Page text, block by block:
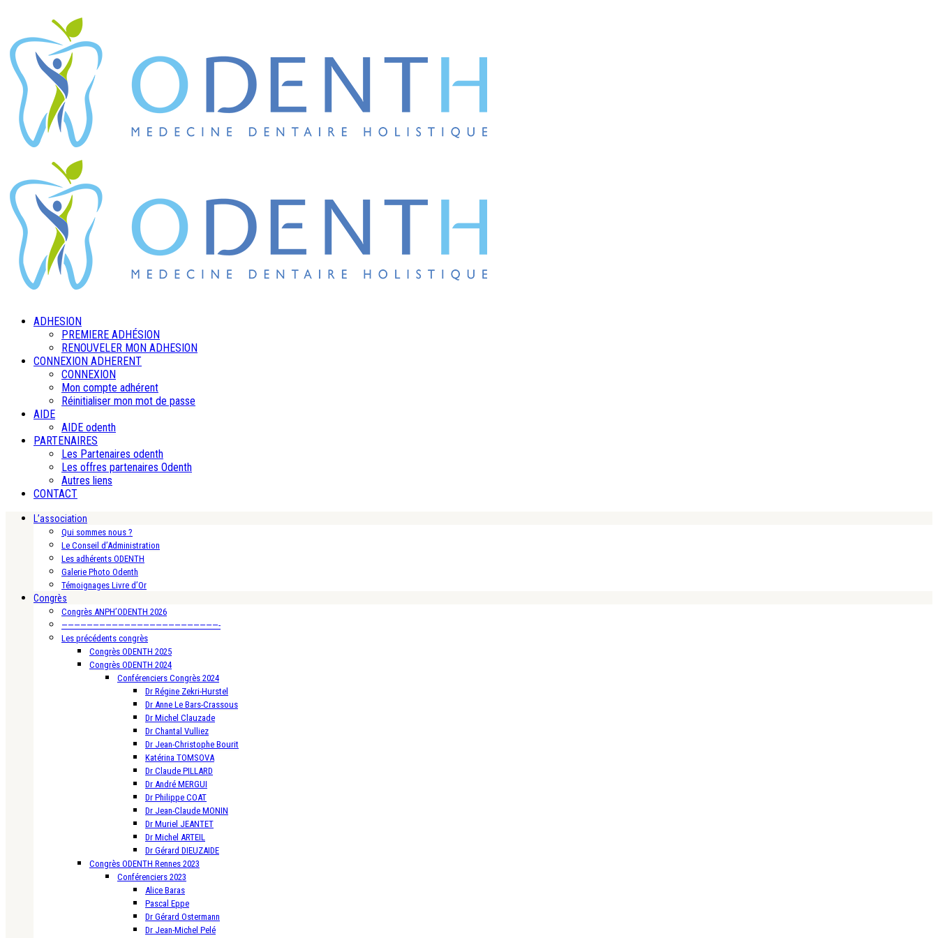
ADHESION
PREMIERE ADHÉSION
RENOUVELER MON ADHESION
CONNEXION ADHERENT
CONNEXION
Mon compte adhérent
Réinitialiser mon mot de passe
AIDE
AIDE odenth
PARTENAIRES
Les Partenaires odenth
Les offres partenaires Odenth
Autres liens
CONTACT
L’association
Qui sommes nous ?
Le Conseil d’Administration
Les adhérents ODENTH
Galerie Photo Odenth
Témoignages Livre d’Or
Congrès
Congrès ANPH’ODENTH 2026
—————————————————————————-
Les précédents congrès
Congrès ODENTH 2025
Congrès ODENTH 2024
Conférenciers Congrès 2024
Dr Régine Zekri-Hurstel
Dr Anne Le Bars-Crassous
Dr Michel Clauzade
Dr Chantal Vulliez
Dr Jean-Christophe Bourit
Katérina TOMSOVA
Dr Claude PILLARD
Dr André MERGUI
Dr Philippe COAT
Dr Jean-Claude MONIN
Dr Muriel JEANTET
Dr Michel ARTEIL
Dr Gérard DIEUZAIDE
Congrès ODENTH Rennes 2023
Conférenciers 2023
Alice Baras
Pascal Eppe
Dr Gérard Ostermann
Dr Jean-Michel Pelé